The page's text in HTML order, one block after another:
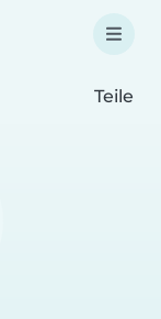
Teile